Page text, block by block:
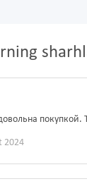
покупкой.
2024